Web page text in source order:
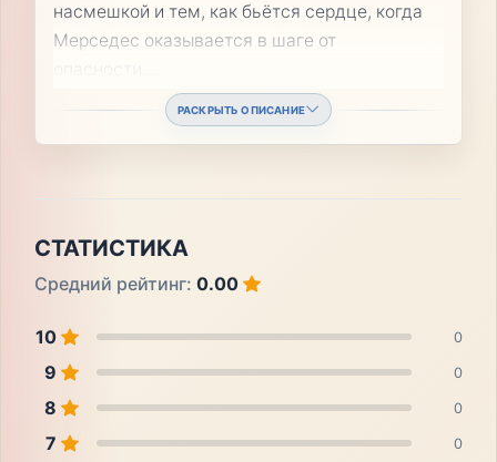
насмешкой и тем, как бьётся сердце, когда
Мерседес оказывается в шаге от
РАСКРЫТЬ ОПИСАНИЕ
СТАТИСТИКА
Средний рейтинг: 0.00
10 0
9 0
8 0
7 0